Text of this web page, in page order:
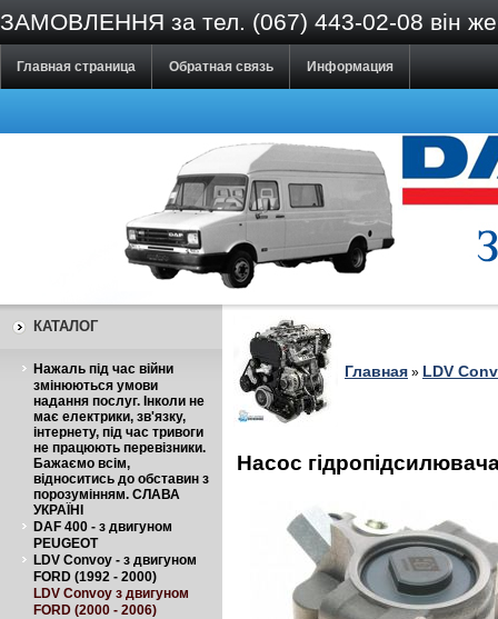
ЗАМОВЛЕННЯ за тел. (067) 443-02-08 він же
Главная страница Обратная связь Информация
КАТАЛОГ
Нажаль під час війни
змінюються умови
надання послуг. Інколи не
має електрики, зв'язку,
інтернету, під час тривоги
не працюють перевізники.
Бажаємо всім,
відноситись до обставин з
порозумінням. СЛАВА
УКРАЇНІ
DAF 400 - з двигуном
PEUGEOT
LDV Convoy - з двигуном
FORD (1992 - 2000)
LDV Convoy з двигуном
FORD (2000 - 2006)
Главная » LDV
Насос